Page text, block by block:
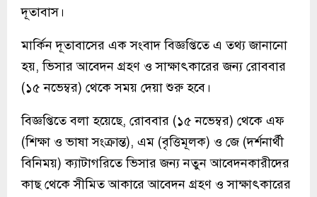
দূতাবাস।
মার্কিন দূতাবাসের এক সংবাদ বিজ্ঞপ্তিতে এ তথ্য জানানো
হয়, ভিসার আবেদন গ্রহণ ও সাক্ষাৎকারের জন্য রোববার
(১৫ নভেম্বর) থেকে সময় দেয়া শুরু হবে।
বিজ্ঞপ্তিতে বলা হয়েছে, রোববার (১৫ নভেম্বর) থেকে এফ
(শিক্ষা ও ভাষা সংক্রান্ত), এম (বৃত্তিমূলক) ও জে (দর্শনার্থী
বিনিময়) ক্যাটাগরিতে ভিসার জন্য নতুন আবেদনকারীদের
কাছ থেকে সীমিত আকারে আবেদন গ্রহণ ও সাক্ষাৎকারের